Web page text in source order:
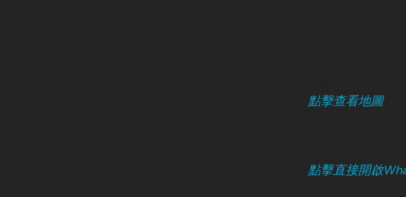
點擊查看地圖）
點擊直接開啟